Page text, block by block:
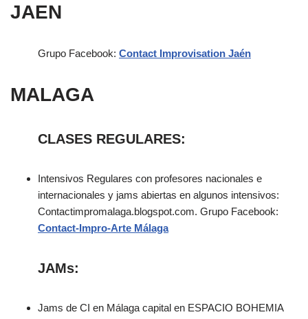
JAEN
Grupo Facebook: Contact Improvisation Jaén
MALAGA
CLASES REGULARES:
Intensivos Regulares con profesores nacionales e
internacionales y jams abiertas en algunos intensivos:
Contactimpromalaga.blogspot.com. Grupo Facebook:
Contact-Impro-Arte Málaga
JAMs:
Jams de CI en Málaga capital en ESPACIO BOHEMIA